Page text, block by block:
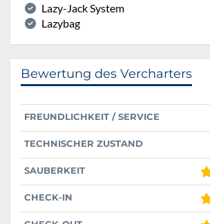
Lazy-Jack System
Lazybag
Bewertung des Vercharters
FREUNDLICHKEIT / SERVICE
TECHNISCHER ZUSTAND
SAUBERKEIT
CHECK-IN